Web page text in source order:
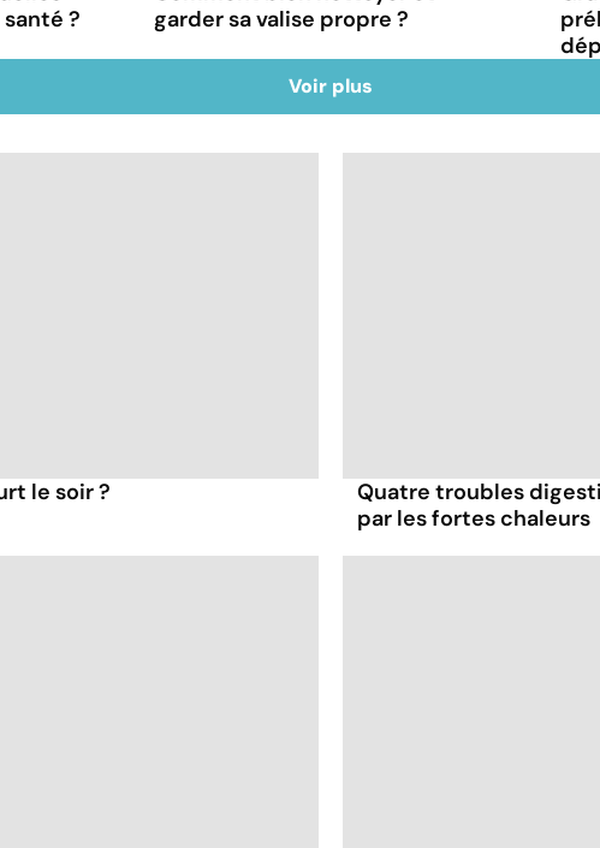
?
garder sa valise propre ?
Voir plus
le soir ?
Quatre troubles
par les fortes chaleurs